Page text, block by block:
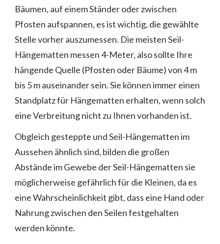
Bäumen, auf einem Ständer oder zwischen
Pfosten aufspannen, es ist wichtig, die gewählte
Stelle vorher auszumessen. Die meisten Seil-
Hängematten messen 4-Meter, also sollte Ihre
hängende Quelle (Pfosten oder Bäume) von 4 m
bis 5 m auseinander sein. Sie können immer einen
Standplatz für Hängematten erhalten, wenn solch
eine Verbreitung nicht zu Ihnen vorhanden ist.
Obgleich gesteppte und Seil-Hängematten im
Aussehen ähnlich sind, bilden die großen
Abstände im Gewebe der Seil-Hängematten sie
möglicherweise gefährlich für die Kleinen, da es
eine Wahrscheinlichkeit gibt, dass eine Hand oder
Nahrung zwischen den Seilen festgehalten
werden könnte.